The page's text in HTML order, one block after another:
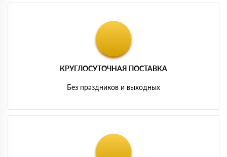
КРУГЛОСУТОЧНАЯ ПОСТАВКА
Без праздников и выходных